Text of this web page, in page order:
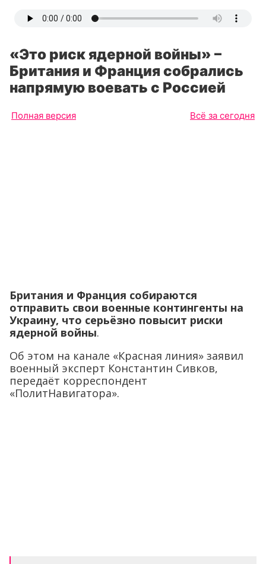
«Это риск ядерной войны» –
Британия и Франция собрались
напрямую воевать с Россией
Полная версия Всё за сегодня
Британия и Франция собираются
отправить свои военные контингенты на
Украину, что серьёзно повысит риски
ядерной войны.
Об этом на канале «Красная линия» заявил
военный эксперт Константин Сивков,
передаёт корреспондент
«ПолитНавигатора».